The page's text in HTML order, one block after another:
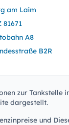
am Laim
81671
A8
B2R
zur Tankstelle
dargestellt.
und